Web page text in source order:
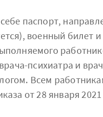
паспорт,
военный
психиатра и
Всем
от 28 января